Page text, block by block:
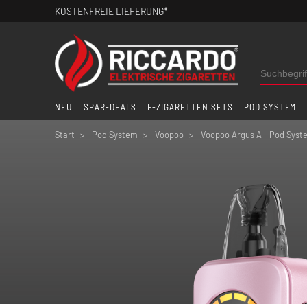
KOSTENFREIE LIEFERUNG*
NEU SPAR-DEALS E-ZIGARETTEN SETS POD SYSTEM
Start Pod System Voopoo Voopoo Argus A - Pod